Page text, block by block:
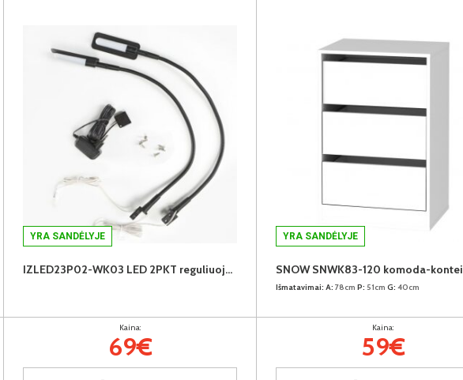
YRA SANDĖLYJE
IZLED23P02-WK03 LED 2PKT reguliuojamas lovos apšvietimas (juodas) (2 vnt.)
Kaina:
69€
YRA SANDĖLYJE
SNOW SNWK83-120 komoda-
Išmatavimai: A: 78cm P: 51cm G: 40cm
Kaina:
59€